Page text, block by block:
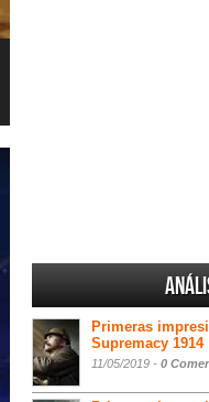
Primeras
Supremacy 1914
11/05/2019 - 0